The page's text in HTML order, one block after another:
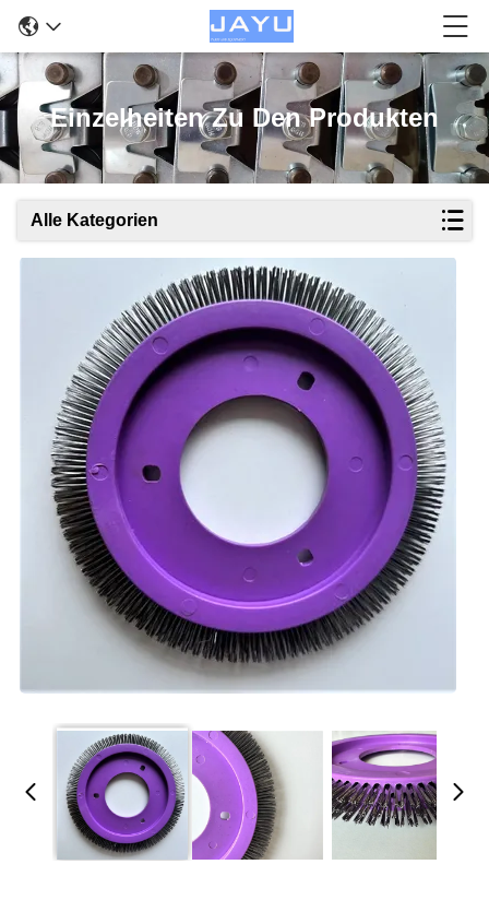
Einzelheiten Zu Den Produkten
Alle Kategorien